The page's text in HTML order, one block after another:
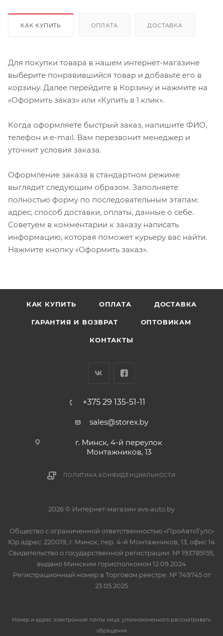
КАК КУПИТЬ ОПЛАТА ДОСТАВКА
Для покупки товара в нашем интернет-магазине
выберите понравившийся товар и добавьте его в
корзину. Далее перейдите в Корзину и нажмите на
«Оформить заказ» или «Купить в 1 клик».
Когда оформляете быстрый заказ, напишите ФИО,
телефон и e-mail. Вам перезвонит менеджер и
уточнит условия заказа.
Оформление заказа в стандартном режиме
выглядит следующим образом. Заполняете
полностью форму по последовательным этапам:
адрес, способ доставки, оплаты, данные о себе.
Советуем в комментарии к заказу написать
информацию, которая поможет курьеру вас найти.
Нажмите кнопку «Оформить заказ».
КАК КУПИТЬ ОПЛАТА ДОСТАВКА
ГАРАНТИЯ И ВОЗВРАТ ОПТОВИКАМ
КОНТАКТЫ
+375 29 135-51-11
sales@storex.by
г. Минск, 4-й переулок
Монтажников, 13
ПОЛИТИКА КОНФИДЕНЦИАЛЬНОСТИ
2026 © Интернет-магазин avs-auto.by
Общество с ограниченной ответственностью «ПроАвтоТулс»
Юр.адрес: 220019, г. Минск, пер. 4-й Монтажников, 13, офис 14
Свидетельство о государственной регистрации: № 193789155,
выдано Минским горисполкомом 12.09.2024
Регистрационный номер в Торговом реестре: № 749745 от
23.05.2025
Номер и адрес электронной почты лица, уполномоченного рассматривать
обращения